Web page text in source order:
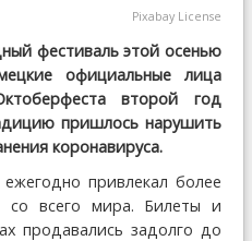
Pixabay License
фестиваль этой осенью
официальные лица
второй год
пришлось нарушить
коронавируса.
привлекал более
со всего мира. Билеты и
продавались задолго до